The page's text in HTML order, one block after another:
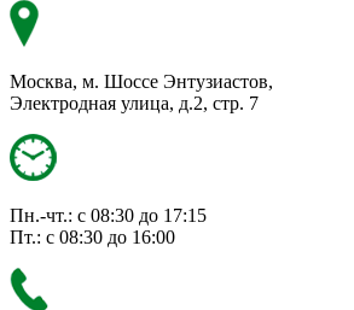
Москва, м. Шоссе Энтузиастов,
Электродная улица, д.2, стр. 7
Пн.-чт.: с 08:30 до 17:15
Пт.: с 08:30 до 16:00